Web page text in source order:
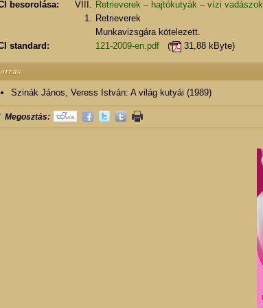
besorolása:
VIII.
Retrieverek – hajtókutyák – vízi vadászok
1.
Retrieverek
Munkavizsgára kötelezett.
standard:
121-2009-en.pdf ( 31,88 kByte)
Szinák János, Veress István: A világ kutyái (1989)
Megosztás: